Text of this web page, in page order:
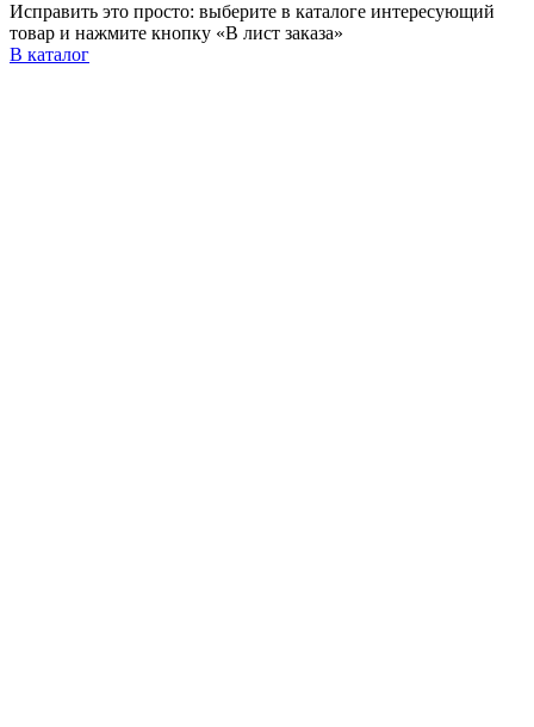
Исправить это просто: выберите в каталоге интересующий
товар и нажмите кнопку «В лист заказа»
В каталог